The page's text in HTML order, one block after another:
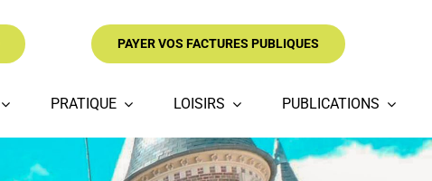
PAYER VOS FACTURES PUBLIQUES
PRATIQUE LOISIRS PUBLICATIONS